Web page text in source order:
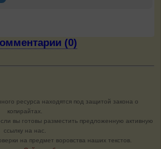
(0)
ресурса находятся под защитой закона о
копирайтах.
вы готовы разместить предложенную активную
ссылку на нас.
на предмет воровства наших текстов.